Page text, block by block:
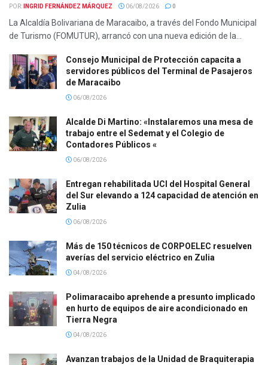
POR: INGRID FERNÁNDEZ MÁRQUEZ 06/08/2026 0
La Alcaldía Bolivariana de Maracaibo, a través del Fondo Municipal
de Turismo (FOMUTUR), arrancó con una nueva edición de la...
Consejo Municipal de Protección capacita a
servidores públicos del Terminal de Pasajeros
de Maracaibo
06/08/2026
Alcalde Di Martino: «Instalaremos una mesa de
trabajo entre el Sedemat y el Colegio de
Contadores Públicos «
06/08/2026
Entregan rehabilitada UCI del Hospital General
del Sur elevando a 124 capacidad de atención en
Zulia
06/08/2026
Más de 150 técnicos de CORPOELEC resuelven
averías del servicio eléctrico en Zulia
04/08/2026
Polimaracaibo aprehende a presunto implicado
en hurto de equipos de aire acondicionado en
Tierra Negra
04/08/2026
Avanzan trabajos de la Unidad de Braquiterapia